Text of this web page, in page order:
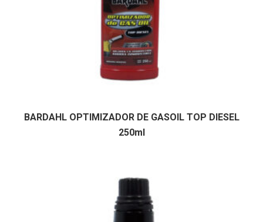
BARDAHL OPTIMIZADOR DE GASOIL TOP DIESEL
250ml